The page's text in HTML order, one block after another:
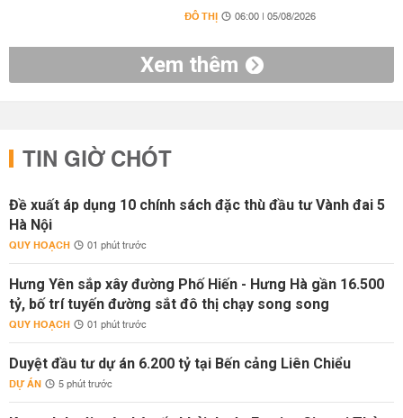
ĐÔ THỊ 06:00 | 05/08/2026
Xem thêm
TIN GIỜ CHÓT
Đề xuất áp dụng 10 chính sách đặc thù đầu tư Vành đai 5
Hà Nội
QUY HOẠCH 01 phút trước
Hưng Yên sắp xây đường Phố Hiến - Hưng Hà gần 16.500
tỷ, bố trí tuyến đường sắt đô thị chạy song song
QUY HOẠCH 01 phút trước
Duyệt đầu tư dự án 6.200 tỷ tại Bến cảng Liên Chiểu
DỰ ÁN 5 phút trước